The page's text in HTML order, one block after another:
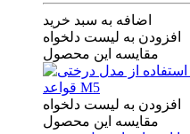
اضافه به سبد خرید
افزودن به لیست دلخواه
مقایسه این محصول
افزودن به لیست دلخواه
مقایسه این محصول